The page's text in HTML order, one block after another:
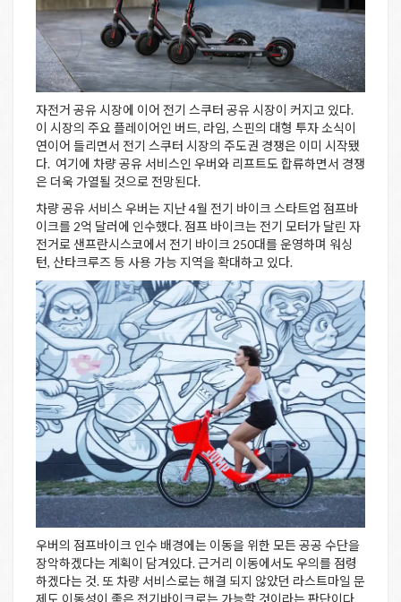
자전거 공유 시장에 이어 전기 스쿠터 공유 시장이 커지고 있다.
이 시장의 주요 플레이어인 버드, 라임, 스핀의 대형 투자 소식이
연이어 들리면서 전기 스쿠터 시장의 주도권 경쟁은 이미 시작됐
다. 여기에 차량 공유 서비스인 우버와 리프트도 합류하면서 경쟁
은 더욱 가열될 것으로 전망된다.
차량 공유 서비스 우버는 지난 4월 전기 바이크 스타트업 점프바
이크를 2억 달러에 인수했다. 점프 바이크는 전기 모터가 달린 자
전거로 샌프란시스코에서 전기 바이크 250대를 운영하며 워싱
턴, 산타크루즈 등 사용 가능 지역을 확대하고 있다.
우버의 점프바이크 인수 배경에는 이동을 위한 모든 공공 수단을
장악하겠다는 계획이 담겨있다. 근거리 이동에서도 우의를 점령
하겠다는 것. 또 차량 서비스로는 해결 되지 않았던 라스트마일 문
제도 이동성이 좋은 전기바이크로는 가능할 것이라는 판단이다.